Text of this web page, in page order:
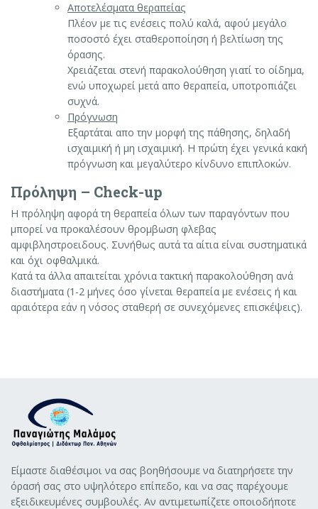
Αποτελέσματα θεραπείας
Πλέον με τις ενέσεις πολύ καλά, αφού μεγάλο
ποσοστό έχει σταθεροποίηση ή βελτίωση της
όρασης.
Χρειάζεται στενή παρακολούθηση γιατί το οίδημα,
ενώ υποχωρεί μετά απο θεραπεία, υποτροπιάζει
συχνά.
Πρόγνωση
Εξαρτάται απο την μορφή της πάθησης, δηλαδή
ισχαιμική ή μη ισχαιμική. Η πρώτη έχει γενικά κακή
πρόγνωση και μεγαλύτερο κίνδυνο επιπλοκών.
Πρόληψη – Check-up
Η πρόληψη αφορά τη θεραπεία όλων των παραγόντων που
μπορεί να προκαλέσουν θρομβωση φλεβας
αμφιβληστροειδους. Συνήθως αυτά τα αίτια είναι συστηματικά
και όχι οφθαλμικά.
Κατά τα άλλα απαιτείται χρόνια τακτική παρακολούθηση ανά
διαστήματα (1-2 μήνες όσο γίνεται θεραπεία με ενέσεις ή και
αραιότερα εάν η νόσος σταθερή σε συνεχόμενες επισκέψεις).
Είμαστε διαθέσιμοι να σας βοηθήσουμε να διατηρήσετε την
όρασή σας στο υψηλότερο επίπεδο, και να σας παρέχουμε
εξειδικευμένες συμβουλές. Αν αντιμετωπίζετε οποιοδήποτε